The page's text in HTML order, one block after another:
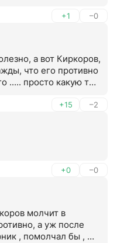
+1 –0
а вот Киркоров,
что его противно
..... просто какую то
+15 –2
+0 –0
молчит в
а уж после
, помолчал бы ,